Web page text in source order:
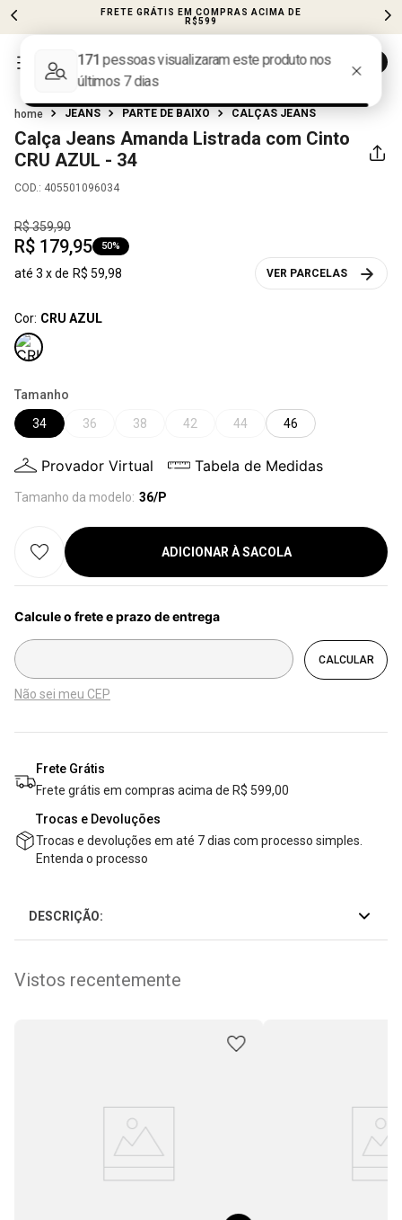
FRETE GRÁTIS EM COMPRAS ACIMA DE
R$599
JEANS PARTE DE BAIXO CALÇAS JEANS
Calça Jeans Amanda Listrada com Cinto
CRU AZUL - 34
COD.: 405501096034
R$359,90
R$ 179,95 50%
até 3 x de R$ 59,98 VER PARCELAS
Cor: CRU AZUL
Tamanho
34
36 38 42 44 46
Provador Virtual Tabela de Medidas
Tamanho da modelo: 36/P
ADICIONAR À SACOLA
Não sei meu CEP
Frete Grátis
Frete grátis em compras acima de R$ 599,00
Trocas e Devoluções
Trocas e devoluções em até 7 dias com processo simples.
Entenda o processo
DESCRIÇÃO:
Vistos recentemente